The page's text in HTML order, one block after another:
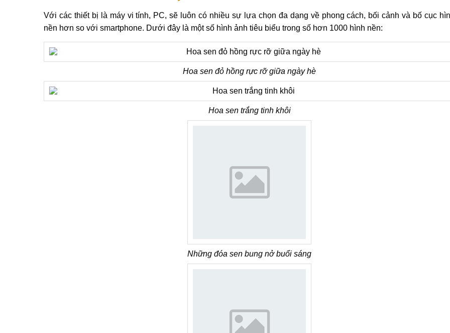
Với các thiết bị là máy vi tính, PC, sẽ luôn có nhiều sự lựa chọn đa dạng về phong cách, bối cảnh và bố cục
nền hơn so với smartphone. Dưới đây là một số hình ảnh tiêu biểu trong số hơn 1000 hình nền:
Hoa sen đỏ hồng rực rỡ giữa ngày hè
Hoa sen trắng tinh khôi
Những đóa sen bung nở buổi sáng